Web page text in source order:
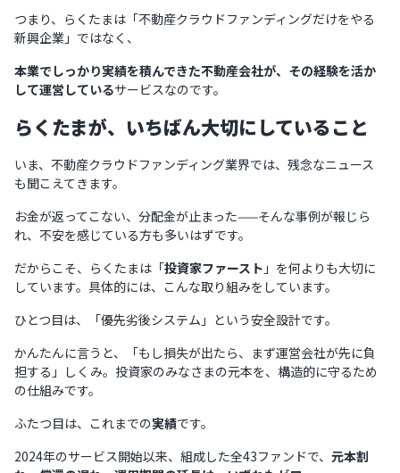
つまり、らくたまは「不動産クラウドファンディングだけをやる
新興企業」ではなく、
本業でしっかり実績を積んできた不動産会社が、その経験を活か
して運営しているサービスなのです。
らくたまが、いちばん大切にしていること
いま、不動産クラウドファンディング業界では、残念なニュース
も聞こえてきます。
お金が返ってこない、分配金が止まった——そんな事例が報じら
れ、不安を感じている方も多いはずです。
だからこそ、らくたまは「投資家ファースト 」を何よりも大切に
しています。具体的には、こんな取り組みをしています。
ひとつ目は、「優先劣後システム」という安全設計です。
かんたんに言うと、「もし損失が出たら、まず運営会社が先に負
担する」しくみ。投資家のみなさまの元本を、構造的に守るため
の仕組みです。
ふたつ目は、これまでの実績です。
2024年のサービス開始以来、組成した全43ファンドで、 元本割